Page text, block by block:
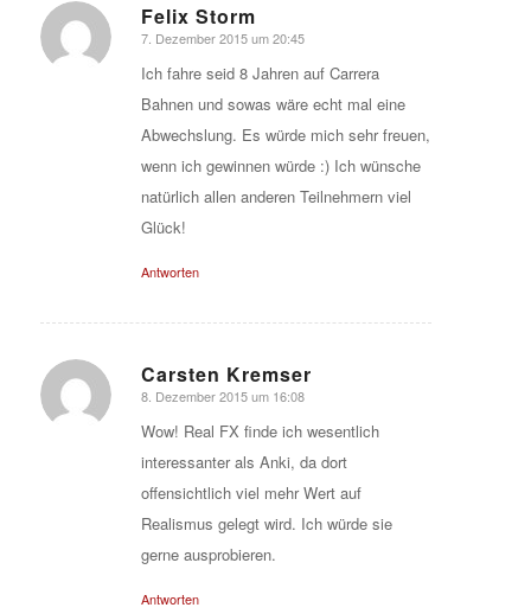
Felix Storm
sagte:
7. Dezember 2015 um 20:45
Ich fahre seid 8 Jahren auf Carrera
Bahnen und sowas wäre echt mal eine
Abwechslung. Es würde mich sehr freuen,
wenn ich gewinnen würde :) Ich wünsche
natürlich allen anderen Teilnehmern viel
Glück!
Antworten
Carsten Kremser
sagte:
8. Dezember 2015 um 16:08
Wow! Real FX finde ich wesentlich
interessanter als Anki, da dort
offensichtlich viel mehr Wert auf
Realismus gelegt wird. Ich würde sie
gerne ausprobieren.
Antworten